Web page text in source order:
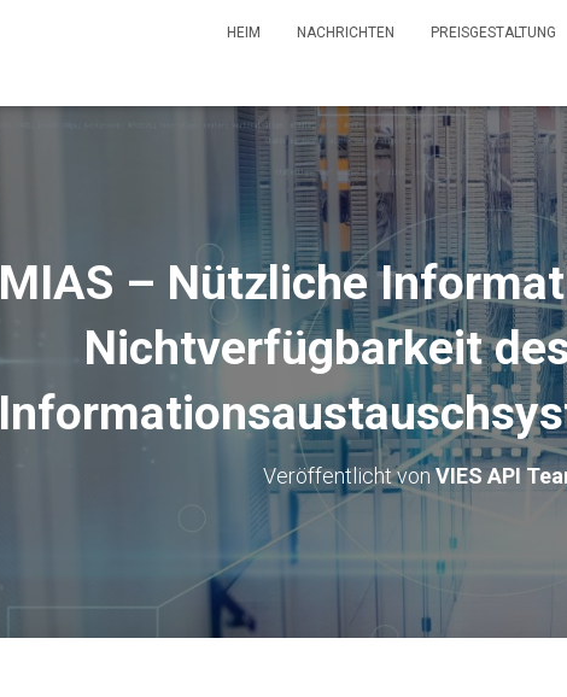
HEIM NACHRICHTEN PREISGESTALTUNG
MIAS – Nützliche
Nichtverfügbarkeit
Veröffentlicht vonVIES API